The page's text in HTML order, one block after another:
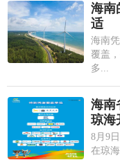
海南
适
海南
覆盖
多...
海南
琼海
8月9
在琼